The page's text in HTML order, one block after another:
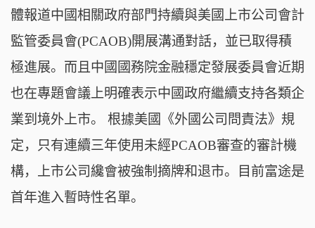
體報道中國相關政府部門持續與美國上市公司會計
監管委員會(PCAOB)開展溝通對話，並已取得積
極進展。而且中國國務院金融穩定發展委員會近期
也在專題會議上明確表示中國政府繼續支持各類企
業到境外上市。 根據美國《外國公司問責法》規
定，只有連續三年使用未經PCAOB審查的審計機
構，上市公司纔會被強制摘牌和退市。目前富途是
首年進入暫時性名單。